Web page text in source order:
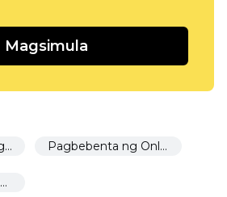
Magsimula
Paghahanda sa Paglulunsad Pagbebenta ng Online
Potograpiya ng produkto